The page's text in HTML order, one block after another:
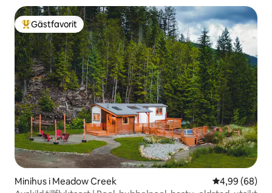
Populär gästfavorit
Gästfavorit
Minihus i Meadow Creek 4,99 av 5 i
4,99 (68)